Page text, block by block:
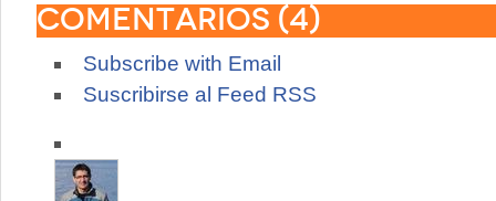
Comentarios (4)
Subscribe with Email
Suscribirse al Feed RSS